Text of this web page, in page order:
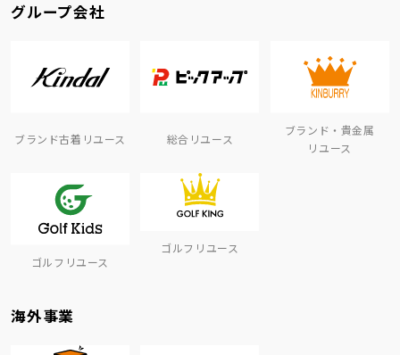
グループ会社
ブランド古着リユース 総合リユース
ブランド・貴金属
リユース
ゴルフリユース
ゴルフリユース
海外事業